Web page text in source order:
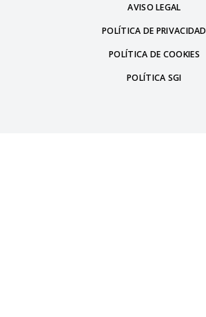
AVISO LEGAL
POLÍTICA DE PRIVACIDAD
POLÍTICA DE COOKIES
POLÍTICA SGI